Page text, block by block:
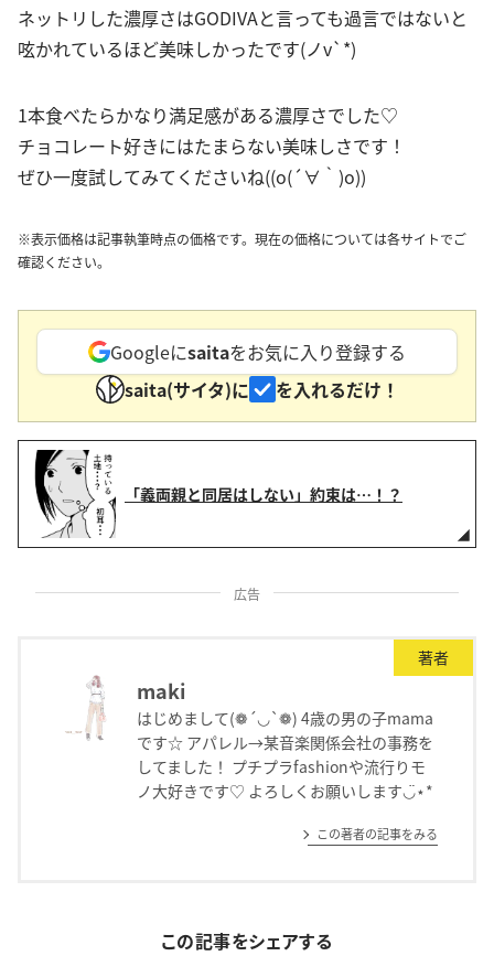
ネットリした濃厚さはGODIVAと言っても過言ではないと
呟かれているほど美味しかったです(ノv`*)
1本食べたらかなり満足感がある濃厚さでした♡
チョコレート好きにはたまらない美味しさです！
ぜひ一度試してみてくださいね((o(´∀｀)o))
※表示価格は記事執筆時点の価格です。現在の価格については各サイトでご
確認ください。
Googleにsaitaをお気に入り登録する
saita(サイタ)に
を入れるだけ！
「義両親と同居はしない」約束は…！？
広告
著者
maki
はじめまして(❁´◡`❁) 4歳の男の子mama
です☆ アパレル→某音楽関係会社の事務を
してました！ プチプラfashionや流行りモ
ノ大好きです♡ よろしくお願いします◡̈⋆*
この著者の記事をみる
この記事をシェアする